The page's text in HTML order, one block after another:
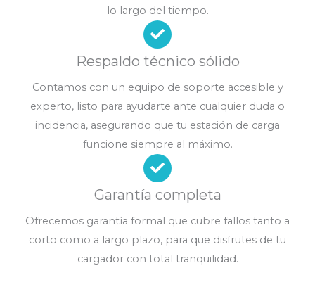
lo largo del tiempo.
Respaldo técnico sólido
Contamos con un equipo de soporte accesible y
experto, listo para ayudarte ante cualquier duda o
incidencia, asegurando que tu estación de carga
funcione siempre al máximo.
Garantía completa
Ofrecemos garantía formal que cubre fallos tanto a
corto como a largo plazo, para que disfrutes de tu
cargador con total tranquilidad.